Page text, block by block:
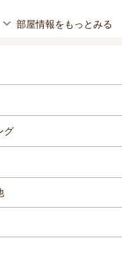
部屋情報をもっとみる
グ